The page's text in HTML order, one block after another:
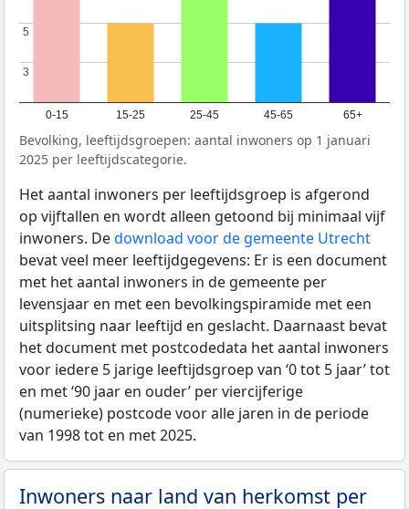
0-15 15-25 25-45 45-65 65+
3
3
5
5
Bevolking, leeftijdsgroepen: aantal inwoners op 1 januari
2025 per leeftijdscategorie.
Het aantal inwoners per leeftijdsgroep is afgerond
op vijftallen en wordt alleen getoond bij minimaal vijf
inwoners. Dedownload voor de gemeente Utrecht
bevat veel meer leeftijdgegevens: Er is een document
met het aantal inwoners in de gemeente per
levensjaar en met een bevolkingspiramide met een
uitsplitsing naar leeftijd en geslacht. Daarnaast bevat
het document met postcodedata het aantal inwoners
voor iedere 5 jarige leeftijdsgroep van ‘0 tot 5 jaar’ tot
en met ‘90 jaar en ouder’ per viercijferige
(numerieke) postcode voor alle jaren in de periode
van 1998 tot en met 2025.
Inwoners naar land van herkomst per